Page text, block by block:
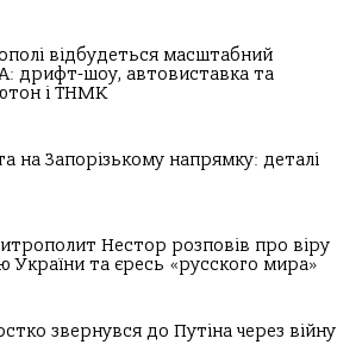
відбудеться масштабний
дрифт-шоу, автовиставка та
і ТНМК
на Запорізькому напрямку: деталі
Нестор розповів про віру
України та єресь «русского мира»
звернувся до Путіна через війну